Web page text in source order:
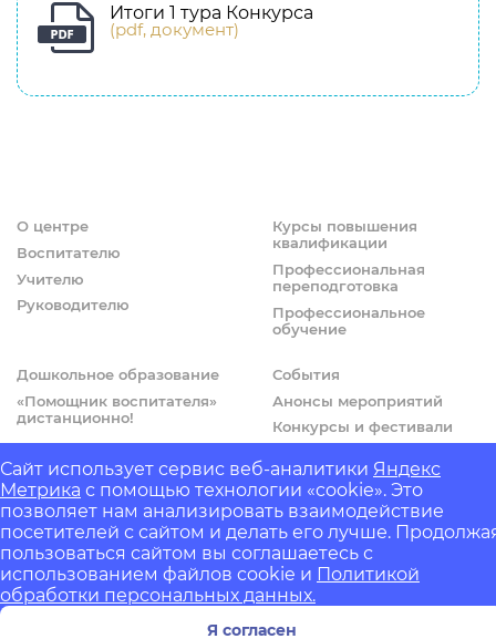
Итоги 1 тура Конкурса
(pdf, документ)
© ИМЦ «Альтернатива», 2008-2026 - Все права защищены!
IZH.ONE- Разработка сайтов и информационных систем
Powered byJMY CORE
О центре
Воспитателю
Учителю
Руководителю
Курсы повышения
квалификации
Профессиональная
переподготовка
Профессиональное
обучение
Дошкольное образование
«Помощник воспитателя»
дистанционно!
События
Анонсы мероприятий
Конкурсы и фестивали
Сайт использует сервис веб-аналитики Яндекс
Метрика с помощью технологии «cookie». Это
позволяет нам анализировать взаимодействие
посетителей с сайтом и делать его лучше.
пользоваться сайтом вы соглашаетесь с
использованием файлов cookie и Политикой
обработки персональных данных.
Я согласен